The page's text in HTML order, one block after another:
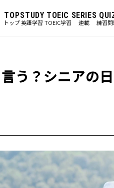
TOP
トップ
STUDY
英語学習
TOEIC
TOEIC学習
SERIES
連載 練習
う？シニアの